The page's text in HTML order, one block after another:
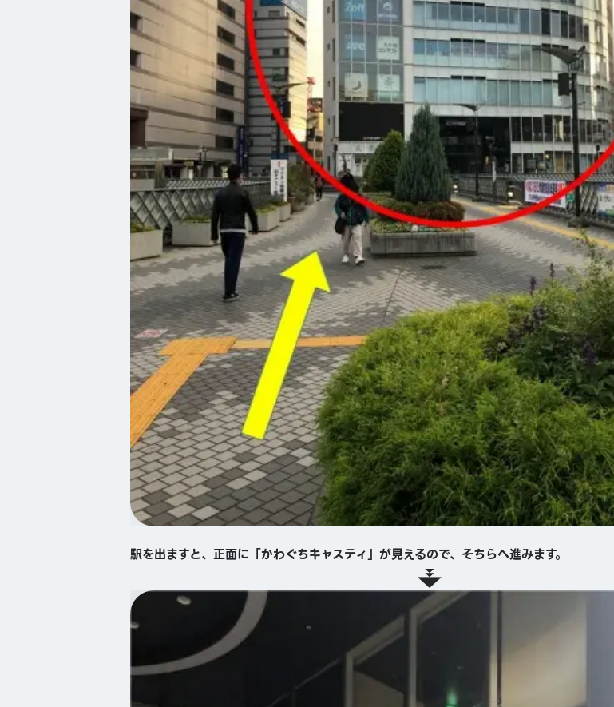
駅を出ますと、正面に「かわぐちキャスティ」が見えるので、そちらへ進みます。